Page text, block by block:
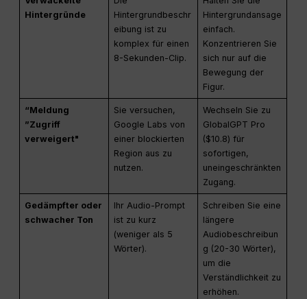
Hintergründe
Hintergrundbeschr
eibung ist zu
komplex für einen
8-Sekunden-Clip.
Hintergrundansage
einfach.
Konzentrieren Sie
sich nur auf die
Bewegung der
Figur.
“Meldung
”Zugriff
verweigert"
Sie versuchen,
Google Labs von
einer blockierten
Region aus zu
nutzen.
Wechseln Sie zu
GlobalGPT Pro
($10.8) für
sofortigen,
uneingeschränkten
Zugang.
Gedämpfter oder
schwacher Ton
Ihr Audio-Prompt
ist zu kurz
(weniger als 5
Wörter).
Schreiben Sie eine
längere
Audiobeschreibun
g (20-30 Wörter),
um die
Verständlichkeit zu
erhöhen.